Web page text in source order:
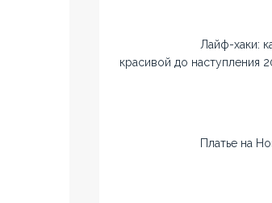
Лайф-хаки:
красивой до наступления
Платье на